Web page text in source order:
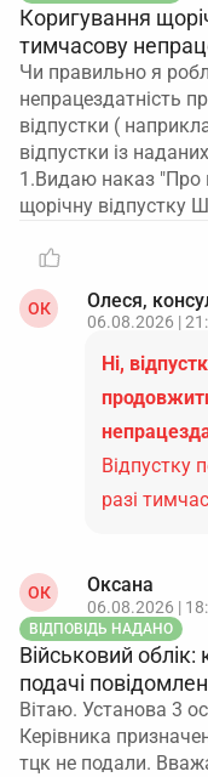
Коригування
тимчасову
Чи правильно я
непрацездатність
відпустки (
відпустки із
1.Видаю наказ "Про
щорічну відпустку
ОК Олеся,
06.08.2026 |
Ні,
Відпустку
разі
ОК Оксана
06.08.2026 |
ВІДПОВІДЬ НАДАНО
Військовий облік:
подачі
Вітаю. Установа 3
Керівника
тцк не подали.